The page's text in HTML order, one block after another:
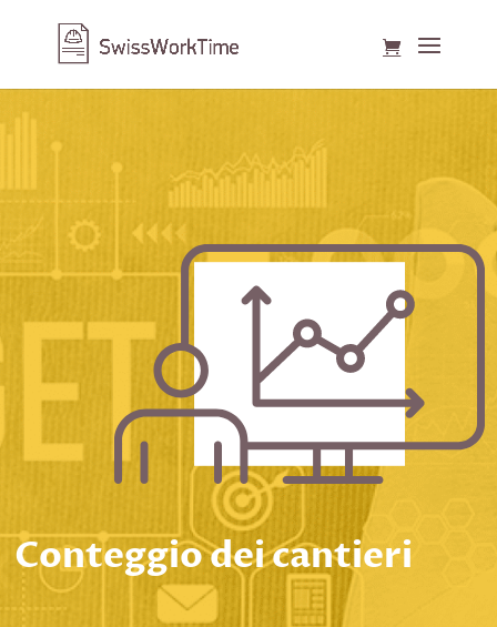
Conteggio dei cantieri